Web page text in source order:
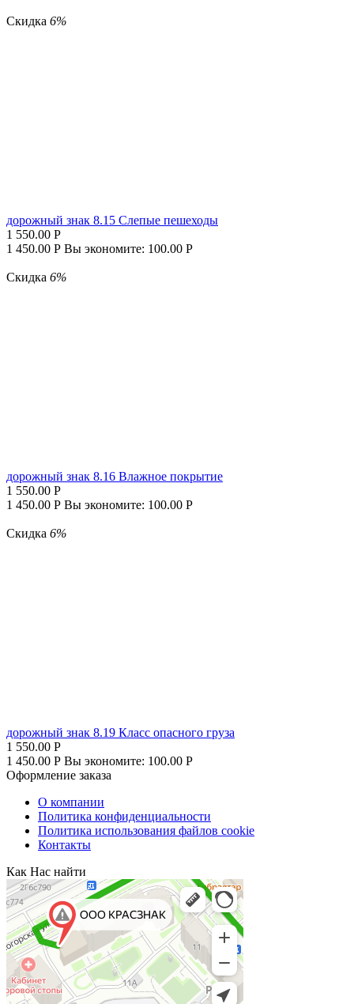
Скидка 6%
дорожный знак 8.15 Слепые пешеходы
1 550.00 Р
1 450.00 Р Вы экономите: 100.00 Р
Скидка 6%
дорожный знак 8.16 Влажное покрытие
1 550.00 Р
1 450.00 Р Вы экономите: 100.00 Р
Скидка 6%
дорожный знак 8.19 Класс опасного груза
1 550.00 Р
1 450.00 Р Вы экономите: 100.00 Р
Оформление заказа
О компании
Политика конфиденциальности
Политика использования файлов cookie
Контакты
Как Нас найти